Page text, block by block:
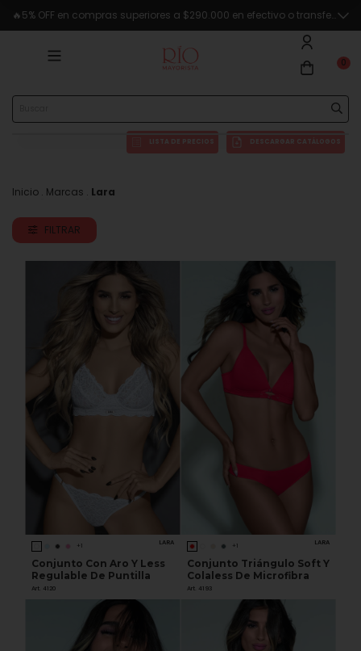
🔥5% OFF en compras superiores a $290.000 en efectivo o transferencia
0
LISTA DE PRECIOS DESCARGAR CATÁLOGOS
Inicio . Marcas . Lara
FILTRAR
+1 LARA
Conjunto Con Aro Y Less
Regulable De Puntilla
Art. 4120
+1 LARA
Conjunto Triángulo Soft Y
Colaless De Microfibra
Art. 4193